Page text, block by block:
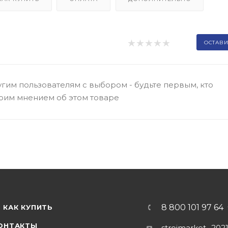
пользователям с выбором - будьте первым, кто
мнением об этом товаре
КАК КУПИТЬ 8 800 101 97 64